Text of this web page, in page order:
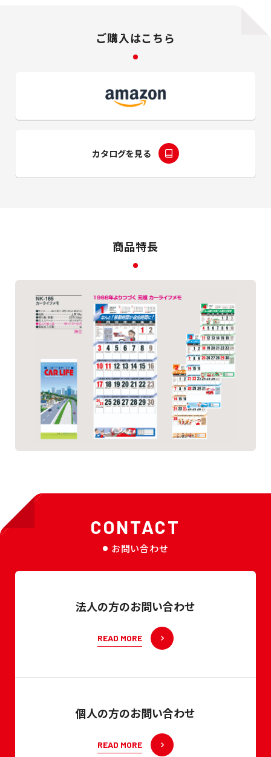
ご購入はこちら
カタログを見る
商品特長
CONTACT
お問い合わせ
法人の方のお問い合わせ
READ MORE
個人の方のお問い合わせ
READ MORE